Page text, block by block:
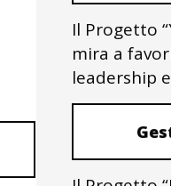
Il Progetto
mira a
leadership